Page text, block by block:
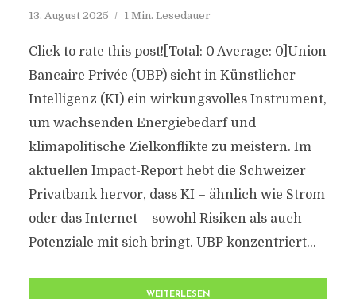
13. August 2025 1 Min. Lesedauer
Click to rate this post![Total: 0 Average: 0]Union
Bancaire Privée (UBP) sieht in Künstlicher
Intelligenz (KI) ein wirkungsvolles Instrument,
um wachsenden Energiebedarf und
klimapolitische Zielkonflikte zu meistern. Im
aktuellen Impact-Report hebt die Schweizer
Privatbank hervor, dass KI – ähnlich wie Strom
oder das Internet – sowohl Risiken als auch
Potenziale mit sich bringt. UBP konzentriert...
WEITERLESEN